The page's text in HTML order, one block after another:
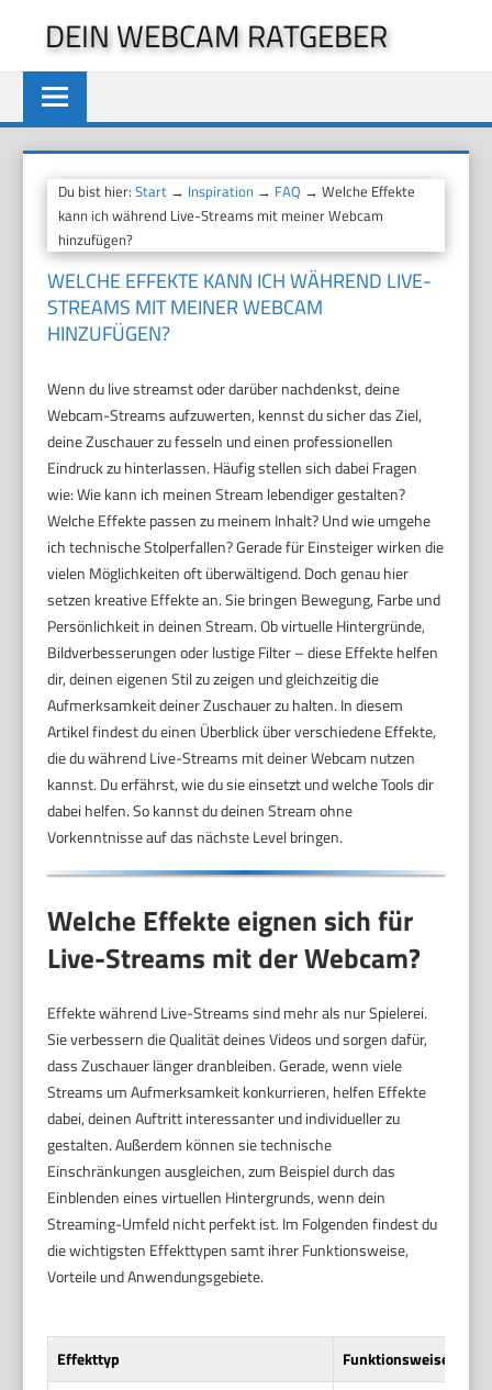
springen
DEIN WEBCAM RATGEBER
Du bist hier:Start → Inspiration → FAQ → Welche Effekte
kann ich während Live-Streams mit meiner Webcam
hinzufügen?
WELCHE EFFEKTE KANN ICH WÄHREND LIVE-
STREAMS MIT MEINER WEBCAM
HINZUFÜGEN?
Wenn du live streamst oder darüber nachdenkst, deine
Webcam-Streams aufzuwerten, kennst du sicher das Ziel,
deine Zuschauer zu fesseln und einen professionellen
Eindruck zu hinterlassen. Häufig stellen sich dabei Fragen
wie: Wie kann ich meinen Stream lebendiger gestalten?
Welche Effekte passen zu meinem Inhalt? Und wie umgehe
ich technische Stolperfallen? Gerade für Einsteiger wirken die
vielen Möglichkeiten oft überwältigend. Doch genau hier
setzen kreative Effekte an. Sie bringen Bewegung, Farbe und
Persönlichkeit in deinen Stream. Ob virtuelle Hintergründe,
Bildverbesserungen oder lustige Filter – diese Effekte helfen
dir, deinen eigenen Stil zu zeigen und gleichzeitig die
Aufmerksamkeit deiner Zuschauer zu halten. In diesem
Artikel findest du einen Überblick über verschiedene Effekte,
die du während Live-Streams mit deiner Webcam nutzen
kannst. Du erfährst, wie du sie einsetzt und welche Tools dir
dabei helfen. So kannst du deinen Stream ohne
Vorkenntnisse auf das nächste Level bringen.
Welche Effekte eignen sich für
Live-Streams mit der Webcam?
Effekte während Live-Streams sind mehr als nur Spielerei.
Sie verbessern die Qualität deines Videos und sorgen dafür,
dass Zuschauer länger dranbleiben. Gerade, wenn viele
Streams um Aufmerksamkeit konkurrieren, helfen Effekte
dabei, deinen Auftritt interessanter und individueller zu
gestalten. Außerdem können sie technische
Einschränkungen ausgleichen, zum Beispiel durch das
Einblenden eines virtuellen Hintergrunds, wenn dein
Streaming-Umfeld nicht perfekt ist. Im Folgenden findest du
die wichtigsten Effekttypen samt ihrer Funktionsweise,
Vorteile und Anwendungsgebiete.
Effekttyp
Funktionsweise